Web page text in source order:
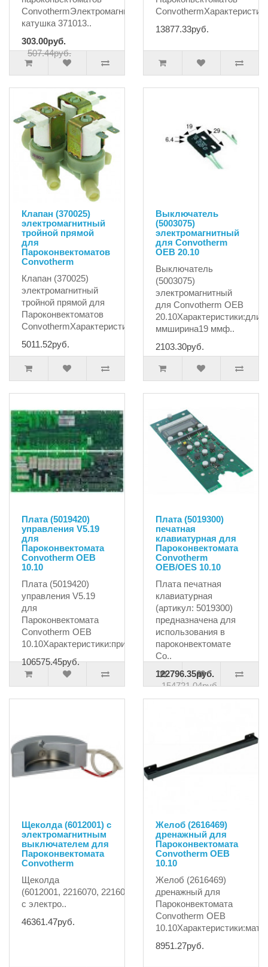
ConvothermЭлектромагнитная
катушка 371013..
303.00руб.
507.44руб.
13877.33руб.
Клапан (370025)
электромагнитный
тройной прямой
для
Пароконвектоматов
Convotherm
Клапан (370025)
электромагнитный
тройной прямой для
Пароконвектоматов
ConvothermХарактеристики:испол..
5011.52руб.
Выключатель
(5003075)
электромагнитный
для Convotherm
OEB 20.10
Выключатель
(5003075)
электромагнитный
для Convotherm OEB
ммширина19 ммф..
2103.30руб.
Плата (5019420)
управления V5.19
для
Пароконвектомата
Convotherm OEB
10.10
Плата (5019420)
управления V5.19
для
Пароконвектомата
Convotherm OEB
10.10Характеристики:применениеп..
106575.45руб.
Плата (5019300)
печатная
клавиатурная для
Пароконвектомата
Convotherm
OEB/OES 10.10
Плата печатная
клавиатурная
(артикул: 5019300)
предназначена для
использования в
пароконвектомате
Co..
122796.35руб.
154721.04руб.
Щеколда (6012001) с
электромагнитным
выключателем для
Пароконвектомата
Convotherm
Щеколда
(6012001, 2216070, 2216070K, 2230605, 6012001,
с электро..
46361.47руб.
Желоб (2616469)
дренажный для
Пароконвектомата
Сonvotherm OEB
10.10
Желоб (2616469)
дренажный для
Пароконвектомата
Сonvotherm OEB
8951.27руб.